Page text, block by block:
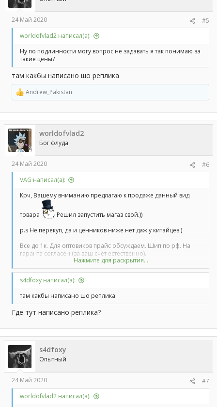
24 Май 2020
#5
worldofvlad2 написал(а):
Ну по подлинности могу вопрос не задавать я так понимаю за
такие цены?
там какбы написано шо реплика
Р
е
а
к
ц
и
и
:
Andrew_Pakistan
worldofvlad2
Бог флуда
24 Май 2020
#6
VAG написал(а):
Крч, Вашему вниманию предлагаю к продаже данный вид
товара
Решил запустить магаз свой.))
p.s Не перекуп, да и ценников ниже нет даж у китайцев.)
Все до 1к. Для оптовиков прайс обсуждаем. Шип по рф. На
гаранта согласен (за ваш счёт естественно).
Первым 3-м покупателям с нашего борда гарантирую бонус:
Осталось 3 бонуса из 3
Нажмите для раскрытия...
s4dfoxy написал(а):
там какбы написано шо реплика
Где тут написано реплика?
s4dfoxy
Опытный
24 Май 2020
#7
worldofvlad2 написал(а):